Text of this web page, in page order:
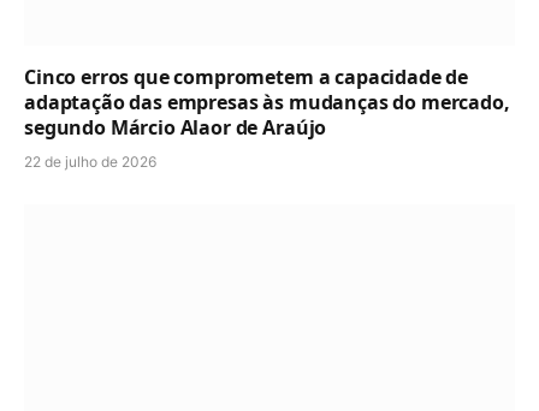
Cinco erros que comprometem a capacidade de
adaptação das empresas às mudanças do mercado,
segundo Márcio Alaor de Araújo
22 de julho de 2026